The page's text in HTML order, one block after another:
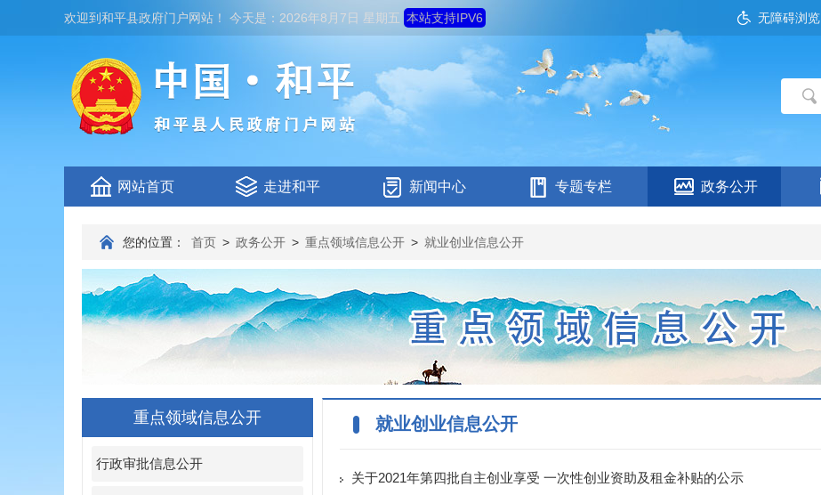
欢迎到和平县政府门户网站 ！ 今天是： 2026年8月7日 星期五 本站支持IPV6 无障碍浏览
网站首页 走进和平 新闻中心 专题专栏 政务公开
您的位置： 首页 > 政务公开 > 重点领域信息公开 > 就业创业信息公开
重点领域信息公开
行政审批信息公开
就业创业信息公开
关于2021年第四批自主创业享受 一次性创业资助及租金补贴的公示